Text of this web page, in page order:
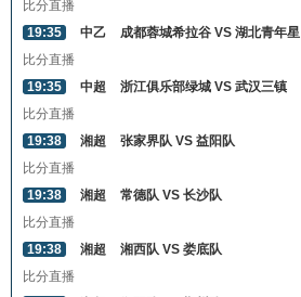
比分直播
19:35
中乙
成都蓉城希拉谷 VS 湖北青年星
比分直播
19:35
中超
浙江俱乐部绿城 VS 武汉三镇
比分直播
19:38
湘超
张家界队 VS 益阳队
比分直播
19:38
湘超
常德队 VS 长沙队
比分直播
19:38
湘超
湘西队 VS 娄底队
比分直播